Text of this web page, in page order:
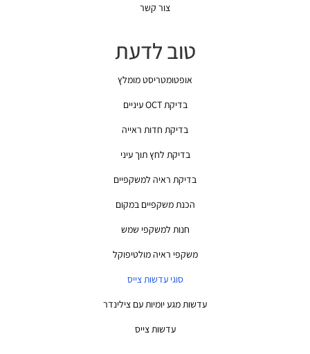
צור קשר
טוב לדעת
אופטומטריסט מומלץ
בדיקת OCT עיניים
בדיקת חדות ראייה
בדיקת לחץ תוך עיני
בדיקת ראיה למשקפיים
הכנת משקפיים במקום
חנות למשקפי שמש
משקפי ראיה מולטיפוקל
סוגי עדשות צייס
עדשות מגע יומיות עם צילינדר
עדשות צייס